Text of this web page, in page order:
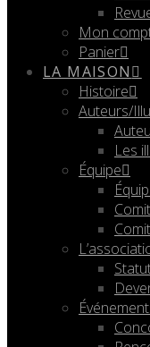
Mon
Panier
LA MAISON
Histoire
Auteurs/
Les
Équipe